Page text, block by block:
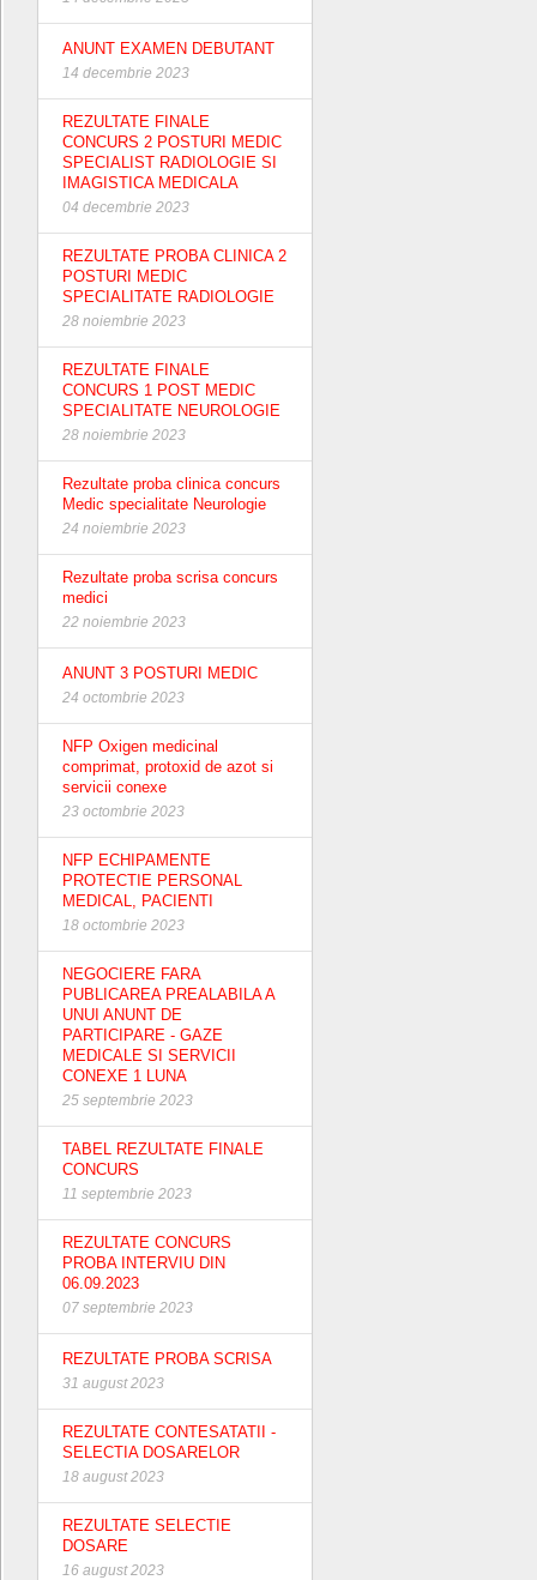
ANUNT EXAMEN DEBUTANT
14 decembrie 2023
REZULTATE FINALE
CONCURS 2 POSTURI MEDIC
SPECIALIST RADIOLOGIE SI
IMAGISTICA MEDICALA
04 decembrie 2023
REZULTATE PROBA CLINICA 2
POSTURI MEDIC
SPECIALITATE RADIOLOGIE
28 noiembrie 2023
REZULTATE FINALE
CONCURS 1 POST MEDIC
SPECIALITATE NEUROLOGIE
28 noiembrie 2023
Rezultate proba clinica concurs
Medic specialitate Neurologie
24 noiembrie 2023
Rezultate proba scrisa concurs
medici
22 noiembrie 2023
ANUNT 3 POSTURI MEDIC
24 octombrie 2023
NFP Oxigen medicinal
comprimat, protoxid de azot si
servicii conexe
23 octombrie 2023
NFP ECHIPAMENTE
PROTECTIE PERSONAL
MEDICAL, PACIENTI
18 octombrie 2023
NEGOCIERE FARA
PUBLICAREA PREALABILA A
UNUI ANUNT DE
PARTICIPARE - GAZE
MEDICALE SI SERVICII
CONEXE 1 LUNA
25 septembrie 2023
TABEL REZULTATE FINALE
CONCURS
11 septembrie 2023
REZULTATE CONCURS
PROBA INTERVIU DIN
06.09.2023
07 septembrie 2023
REZULTATE PROBA SCRISA
31 august 2023
REZULTATE CONTESATATII -
SELECTIA DOSARELOR
18 august 2023
REZULTATE SELECTIE
DOSARE
16 august 2023